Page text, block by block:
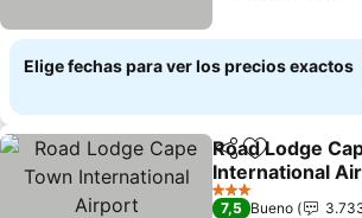
Elige fechas para ver los precios exactos
CompartirAgregar a
Road Lodge
International
Ver precios
3 Estrellas
7,5 Bueno